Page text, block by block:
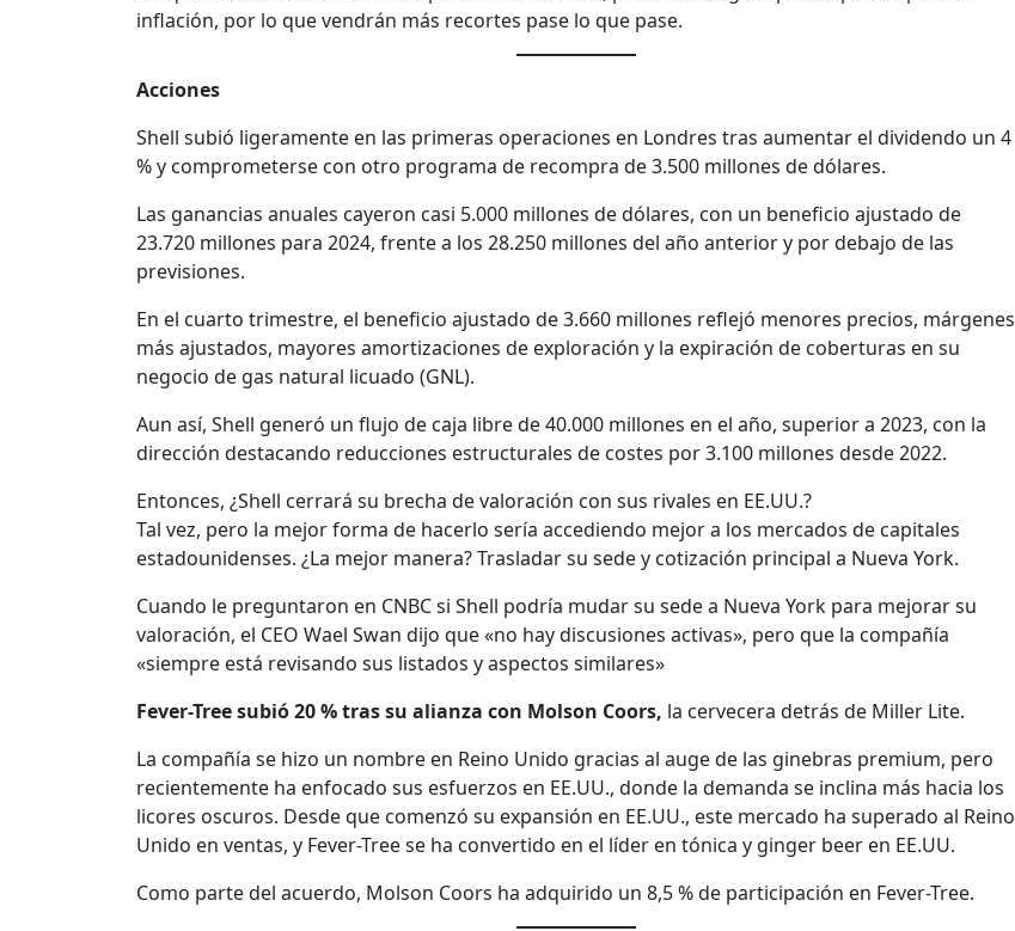
inflación, por lo que vendrán más recortes pase lo que pase.
Acciones
Shell subió ligeramente en las primeras operaciones en Londres tras aumentar el dividendo un 4
% y comprometerse con otro programa de recompra de 3.500 millones de dólares.
Las ganancias anuales cayeron casi 5.000 millones de dólares, con un beneficio ajustado de
23.720 millones para 2024, frente a los 28.250 millones del año anterior y por debajo de las
previsiones.
En el cuarto trimestre, el beneficio ajustado de 3.660 millones reflejó menores precios, márgenes
más ajustados, mayores amortizaciones de exploración y la expiración de coberturas en su
negocio de gas natural licuado (GNL).
Aun así, Shell generó un flujo de caja libre de 40.000 millones en el año, superior a 2023, con la
dirección destacando reducciones estructurales de costes por 3.100 millones desde 2022.
Entonces, ¿Shell cerrará su brecha de valoración con sus rivales en EE.UU.?
Tal vez, pero la mejor forma de hacerlo sería accediendo mejor a los mercados de capitales
estadounidenses. ¿La mejor manera? Trasladar su sede y cotización principal a Nueva York.
Cuando le preguntaron en CNBC si Shell podría mudar su sede a Nueva York para mejorar su
valoración, el CEO Wael Swan dijo que «no hay discusiones activas», pero que la compañía
«siempre está revisando sus listados y aspectos similares»
Fever-Tree subió 20 % tras su alianza con Molson Coors, la cervecera detrás de Miller Lite.
La compañía se hizo un nombre en Reino Unido gracias al auge de las ginebras premium, pero
recientemente ha enfocado sus esfuerzos en EE.UU., donde la demanda se inclina más hacia los
licores oscuros. Desde que comenzó su expansión en EE.UU., este mercado ha superado al Reino
Unido en ventas, y Fever-Tree se ha convertido en el líder en tónica y ginger beer en EE.UU.
Como parte del acuerdo, Molson Coors ha adquirido un 8,5 % de participación en Fever-Tree.